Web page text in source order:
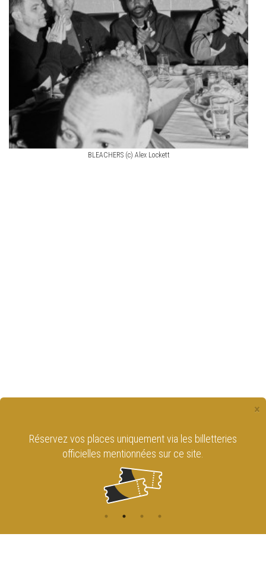
BLEACHERS (c) Alex Lockett
×
Réservez vos places uniquement via les billetteries
officielles mentionnées sur ce site.